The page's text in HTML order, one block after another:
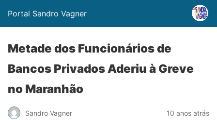
Portal Sandro Vagner
Metade dos Funcionários de
Bancos Privados Aderiu à Greve
no Maranhão
Sandro Vagner 10 anos atrás